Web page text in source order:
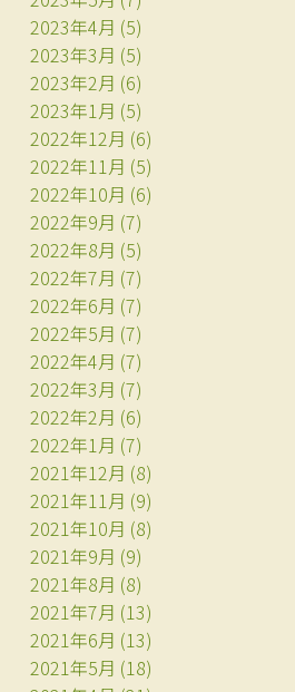
2023年4月 (5)
2023年3月 (5)
2023年2月 (6)
2023年1月 (5)
2022年12月 (6)
2022年11月 (5)
2022年10月 (6)
2022年9月 (7)
2022年8月 (5)
2022年7月 (7)
2022年6月 (7)
2022年5月 (7)
2022年4月 (7)
2022年3月 (7)
2022年2月 (6)
2022年1月 (7)
2021年12月 (8)
2021年11月 (9)
2021年10月 (8)
2021年9月 (9)
2021年8月 (8)
2021年7月 (13)
2021年6月 (13)
2021年5月 (18)